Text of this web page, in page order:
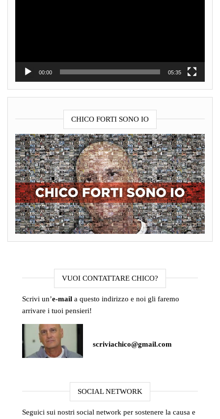
00:00 05:35
CHICO FORTI SONO IO
VUOI CONTATTARE CHICO?
Scrivi un’e-mail a questo indirizzo e noi gli faremo
arrivare i tuoi pensieri!
scriviachico@gmail.com
SOCIAL NETWORK
Seguici sui nostri social network per sostenere la causa e